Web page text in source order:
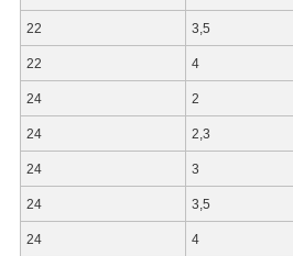
22 3,5
22 4
24 2
24 2,3
24 3
24 3,5
24 4